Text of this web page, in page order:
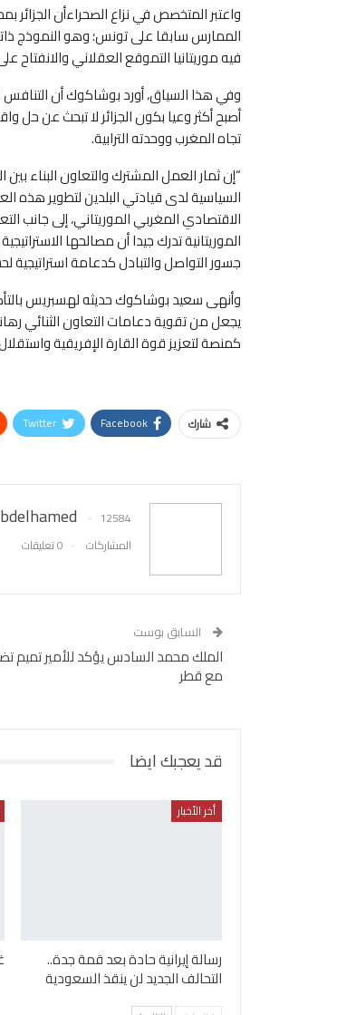
واعتبر المتخصص في نزاع الصحراءأن الجزائر
الممارس سابقا على تونس؛ وهو النموذج
فيه موريتانيا التموقع العقلاني والانفتاح
وفي هذا السياق، أورد بوشاكوك أن
أصبح أكثر وعيا بكون الجزائر لا تبحث عن حل
تجاه المغرب ووحدته الترابية.
“إن ثمار العمل المشترك والتعاون البناء
السياسية لدى قيادتي البلدين لتطوير هذه
الاقتصادي المغربي الموريتاني، إلى جانب
الموريتانية تدرك جيدا أن مصالحها
جسور التواصل والتبادل كدعامة استراتيجية
وأنهى سعيد بوشاكوك حديثه لهسبريس
يجعل من تقوية دعامات التعاون الثنائي
كمنصة لتعزيز قوة القارة الإفريقية
شارك Facebook
Twitter
12584
المشاركات
0 تعليقات
السابق بوست
الملك محمد السادس يؤكد للأمير تميم
مع قطر
قد يعجبك ايضا
أخر الأخبار
رسالة إيرانية حادة بعد قمة جدة..
التحالف الجديد لن ينقذ السعودية